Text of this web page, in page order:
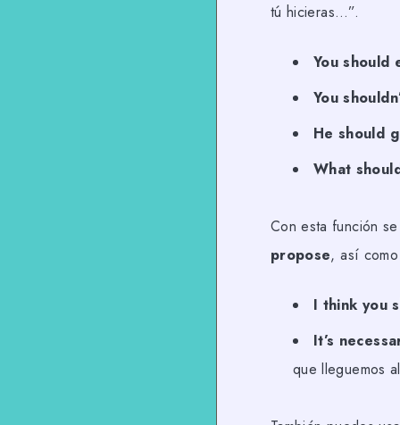
tú hicieras…”.
You should
You
He should
What
Con esta función
propose, así
I think you
It’s
que lleguemos